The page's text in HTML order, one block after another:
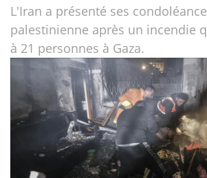
L'Iran a présenté ses
palestinienne après un incendie
à 21 personnes à Gaza.